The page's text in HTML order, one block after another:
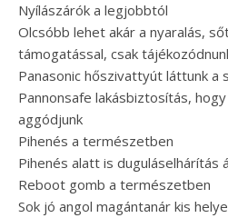
Nyílászárók a legjobbtól
Olcsóbb lehet akár a nyaralás,
támogatással, csak
Panasonic hőszivattyút láttunk a
Pannonsafe lakásbiztosítás,
aggódjunk
Pihenés a természetben
Pihenés alatt is duguláselhárítás
Reboot gomb a természetben
Sok jó angol magántanár kis